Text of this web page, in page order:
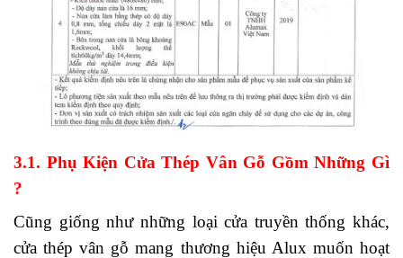
3.1. Phụ Kiện Cửa Thép Vân Gỗ Gồm Những Gì
?
Cũng giống như những loại cửa truyền thống khác,
cửa thép vân gỗ mang thương hiệu Alux muốn hoạt